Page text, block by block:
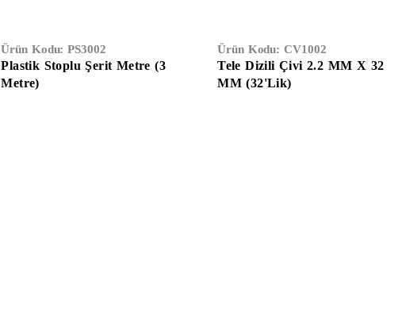
Ürün Kodu:PS3002
Plastik Stoplu Şerit Metre (3
Metre)
Ürün Kodu:CV1002
Tele Dizili Çivi 2.2 MM X 32
MM (32'lik)